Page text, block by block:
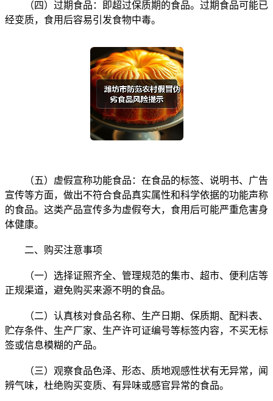
（四）过期食品：即超过保质期的食品。过期食品可能已
经变质，食用后容易引发食物中毒。
（五）虚假宣称功能食品：在食品的标签、说明书、广告
宣传等方面，做出不符合食品真实属性和科学依据的功能声称
的食品。这类产品宣传多为虚假夸大，食用后可能严重危害身
体健康。
二、购买注意事项
（一）选择证照齐全、管理规范的集市、超市、便利店等
正规渠道，避免购买来源不明的食品。
（二）认真核对食品名称、生产日期、保质期、配料表、
贮存条件、生产厂家、生产许可证编号等标签内容，不买无标
签或信息模糊的产品。
（三）观察食品色泽、形态、质地观感性状有无异常，闻
辨气味，杜绝购买变质、有异味或感官异常的食品。